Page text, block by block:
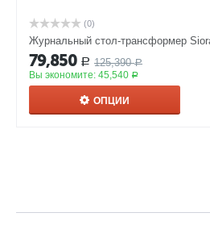
(0)
Журнальный стол-трансформер
79,850 Р 125,390 Р
Вы экономите: 45,540 Р
ОПЦИИ